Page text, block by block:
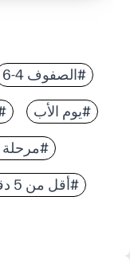
#الصفوف 4-6
#يوم الأب
#مرحلة
#أقل من 5 دقائق